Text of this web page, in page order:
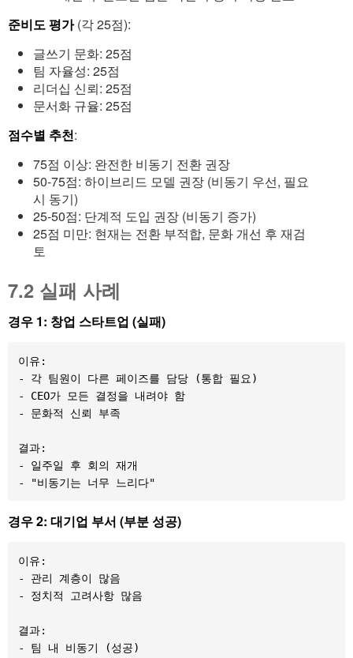
준비도 평가(각 25점):
글쓰기 문화: 25점
팀 자율성: 25점
리더십 신뢰: 25점
문서화 규율: 25점
점수별 추천:
75점 이상: 완전한 비동기 전환 권장
50-75점: 하이브리드 모델 권장 (비동기 우선, 필요
시 동기)
25-50점: 단계적 도입 권장 (비동기 증가)
25점 미만: 현재는 전환 부적합, 문화 개선 후 재검
토
7.2 실패 사례
경우 1: 창업 스타트업 (실패)
이유:
- 각 팀원이 다른 페이즈를 담당 (통합 필요)
- CEO가 모든 결정을 내려야 함
- 문화적 신뢰 부족
결과:
- 일주일 후 회의 재개
경우 2: 대기업 부서 (부분 성공)
이유:
- 관리 계층이 많음
- 정치적 고려사항 많음
결과:
- 팀 내 비동기 (성공)